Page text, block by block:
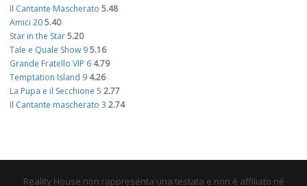
Il Cantante Mascherato 5.48
Amici 205.40
Star in the Star5.20
Tale e Quale Show 95.16
Grande Fratello VIP 6 4.79
Temptation Island 9 4.26
La Pupa e il Secchione 5 2.77
Il Cantante mascherato 3 2.74
Reality House non rappresenta una testata e non è affiliato né